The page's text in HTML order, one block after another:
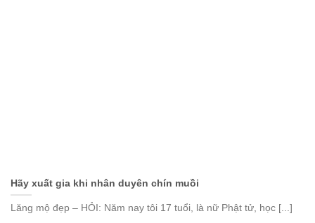
Hãy xuất gia khi nhân duyên chín muồi
Lăng mộ đẹp – HỎI: Năm nay tôi 17 tuổi, là nữ Phật tử, học [...]